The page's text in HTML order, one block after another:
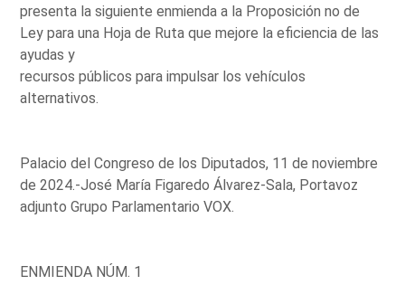
presenta la siguiente enmienda a la Proposición no de
Ley para una Hoja de Ruta que mejore la eficiencia de las
ayudas y
recursos públicos para impulsar los vehículos
alternativos.
Palacio del Congreso de los Diputados, 11 de noviembre
de 2024.-José María Figaredo Álvarez-Sala, Portavoz
adjunto Grupo Parlamentario VOX.
ENMIENDA NÚM. 1